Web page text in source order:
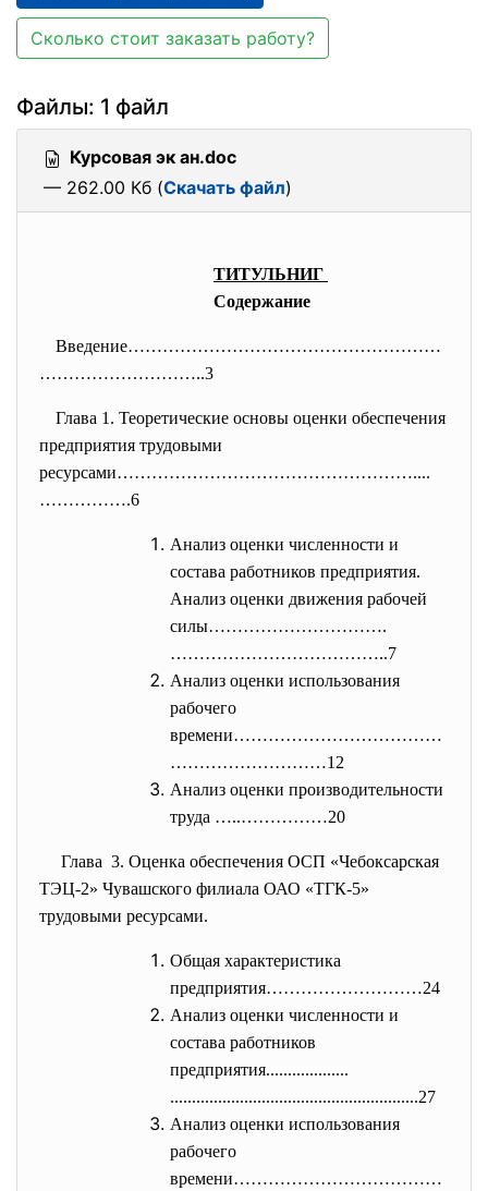
Сколько стоит заказать работу?
Файлы: 1 файл
Курсовая эк ан.doc
— 262.00 Кб (Скачать файл)
ТИТУЛЬНИГ
Содержание
Введение………………………………………………
………………………..3
Глава 1. Теоретические основы оценки обеспечения
предприятия трудовыми
ресурсами……………………………………………....
…………….6
Анализ оценки численности и
состава работников предприятия.
Анализ оценки движения рабочей
силы………………………….
………………………………..7
Анализ оценки использования
рабочего
времени………………………………
………………………12
Анализ оценки производительности
труда …..……………20
Глава 3. Оценка обеспечения ОСП «Чебоксарская
ТЭЦ-2» Чувашского филиала ОАО «ТГК-5»
трудовыми ресурсами.
Общая характеристика
предприятия………………………24
Анализ оценки численности и
состава работников
предприятия...................
.........................................................27
Анализ оценки использования
рабочего
времени………………………………